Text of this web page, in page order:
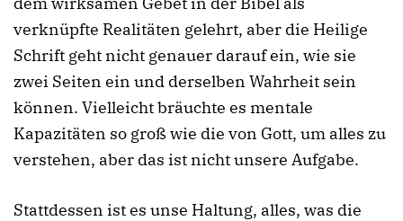
verknüpfte Realitäten gelehrt, aber die Heilige
Schrift geht nicht genauer darauf ein, wie sie
zwei Seiten ein und derselben Wahrheit sein
können. Vielleicht bräuchte es mentale
Kapazitäten so groß wie die von Gott, um alles zu
verstehen, aber das ist nicht unsere Aufgabe.
Stattdessen ist es unse Haltung, alles, was die